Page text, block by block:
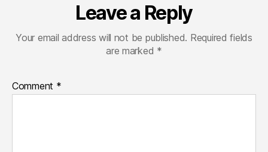
Leave a Reply
Your email address will not be published. Required fields
are marked *
Comment *